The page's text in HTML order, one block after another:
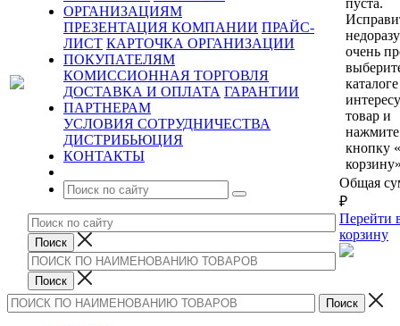
ОРГАНИЗАЦИЯМ
ПРЕЗЕНТАЦИЯ КОМПАНИИ ПРАЙС-
ЛИСТ КАРТОЧКА ОРГАНИЗАЦИИ
ПОКУПАТЕЛЯМ
КОМИССИОННАЯ ТОРГОВЛЯ
ДОСТАВКА И ОПЛАТА ГАРАНТИИ
ПАРТНЕРАМ
УСЛОВИЯ СОТРУДНИЧЕСТВА
ДИСТРИБЬЮЦИЯ
КОНТАКТЫ
пуста.
очень
каталоге
товар и
нажмите
кнопку
Общая
₽
Перейти
корзину